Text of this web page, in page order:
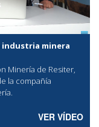
industria minera
Minería de Resiter,
la compañía
VER VÍDEO